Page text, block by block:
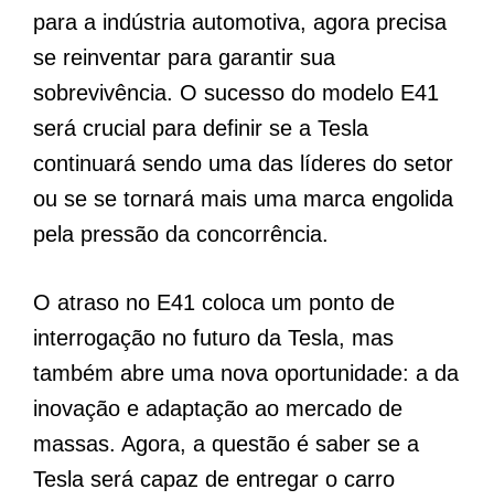
para a indústria automotiva, agora precisa
se reinventar para garantir sua
sobrevivência. O sucesso do modelo E41
será crucial para definir se a Tesla
continuará sendo uma das líderes do setor
ou se se tornará mais uma marca engolida
pela pressão da concorrência.
O atraso no E41 coloca um ponto de
interrogação no futuro da Tesla, mas
também abre uma nova oportunidade: a da
inovação e adaptação ao mercado de
massas. Agora, a questão é saber se a
Tesla será capaz de entregar o carro